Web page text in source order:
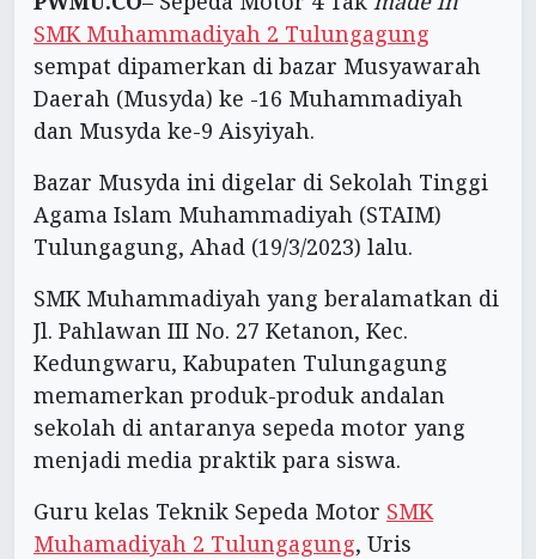
SMK Muhammadiyah 2 Tulungagung
sempat dipamerkan di bazar Musyawarah
Daerah (Musyda) ke -16 Muhammadiyah
dan Musyda ke-9 Aisyiyah.
Bazar Musyda ini digelar di Sekolah Tinggi
Agama Islam Muhammadiyah (STAIM)
Tulungagung, Ahad (19/3/2023) lalu.
SMK Muhammadiyah yang beralamatkan di
Jl. Pahlawan III No. 27 Ketanon, Kec.
Kedungwaru, Kabupaten Tulungagung
memamerkan produk-produk andalan
sekolah di antaranya sepeda motor yang
menjadi media praktik para siswa.
Guru kelas Teknik Sepeda Motor SMK
Muhamadiyah 2 Tulungagung, Uris